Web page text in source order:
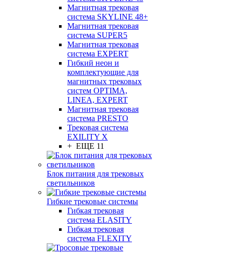
Магнитная трековая
система SKYLINE 48+
Магнитная трековая
система SUPER5
Магнитная трековая
система EXPERT
Гибкий неон и
комплектующие для
магнитных трековых
систем OPTIMA,
LINEA, EXPERT
Магнитная трековая
система PRESTO
Трековая система
EXILITY X
+ ЕЩЕ 11
Блок питания для трековых
светильников
Гибкие трековые системы
Гибкая трековая
система ELASITY
Гибкая трековая
система FLEXITY